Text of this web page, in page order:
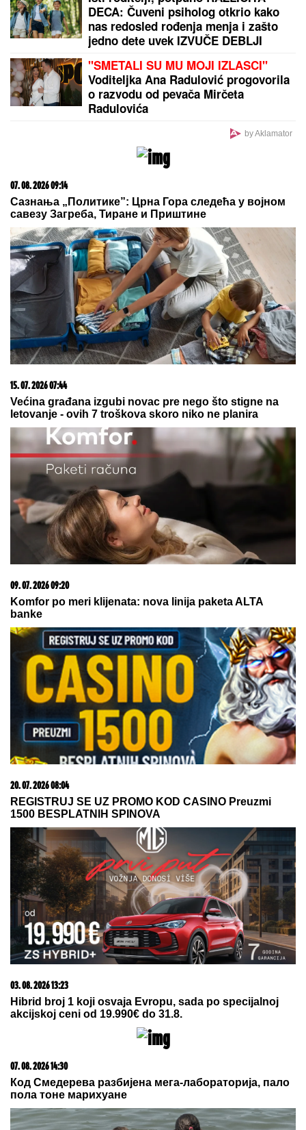
Snimak MUSLIMANSKOG PARA NA PLAŽI podelio
internet: Buknula žestoka rasprava o slobodi i veri
jer je ŽENA POTPUNO POKRIVENA: "On šeta golog
stomaka, dok ona ne može da diše"
by Aklamator
PREPORUKA ZA VAS
Ćerka pokojnog pevača zaprepastila javnost:
"Jesam sponzoruša i skupa sam"
Zaboravite na tupe noževe: Uz ovaj
trik sa poklopcima biće OŠTRI KAO
INSPEKCIJA UPALA NA IMANJE
VLADIMIRA TOMOVIĆA U BARU
Zatvorili mu objekat nakon što je
pokrenuo biznis, hitno se oglasio:
"Imamo zabranu"
Tropski talas ne mora da bude POGUBAN ZA
CVEĆE: Evo kako da spasite MUŠKATLE, PETUNIJE
I FIKUSE - osam trikova koji prave čudo
INVESTIRAO ZARAĐENE MILIONE
Kupio staru kuću u Igalu i otvorio
restoran na Bojani, a evo šta je
pripalo bivšoj supruzi posle razvoda
Dea Đurđević 10 dana nakon
porođaja objavila šok poruku! Svi se
pitaju kome je posvetila ove teške
reči